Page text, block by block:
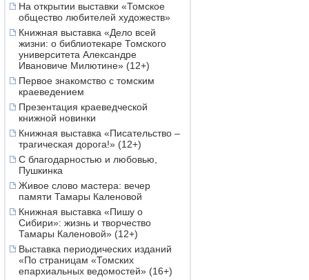
На открытии выставки «Томское
общество любителей художеств»
Книжная выставка «Дело всей
жизни: о библиотекаре Томского
университета Александре
Ивановиче Милютине» (12+)
Первое знакомство с томским
краеведением
Презентация краеведческой
книжной новинки
Книжная выставка «Писательство –
трагическая дорога!» (12+)
С благодарностью и любовью,
Пушкинка
Живое слово мастера: вечер
памяти Тамары Каленовой
Книжная выставка «Пишу о
Сибири»: жизнь и творчество
Тамары Каленовой» (12+)
Выставка периодических изданий
«По страницам «Томских
епархиальных ведомостей» (16+)